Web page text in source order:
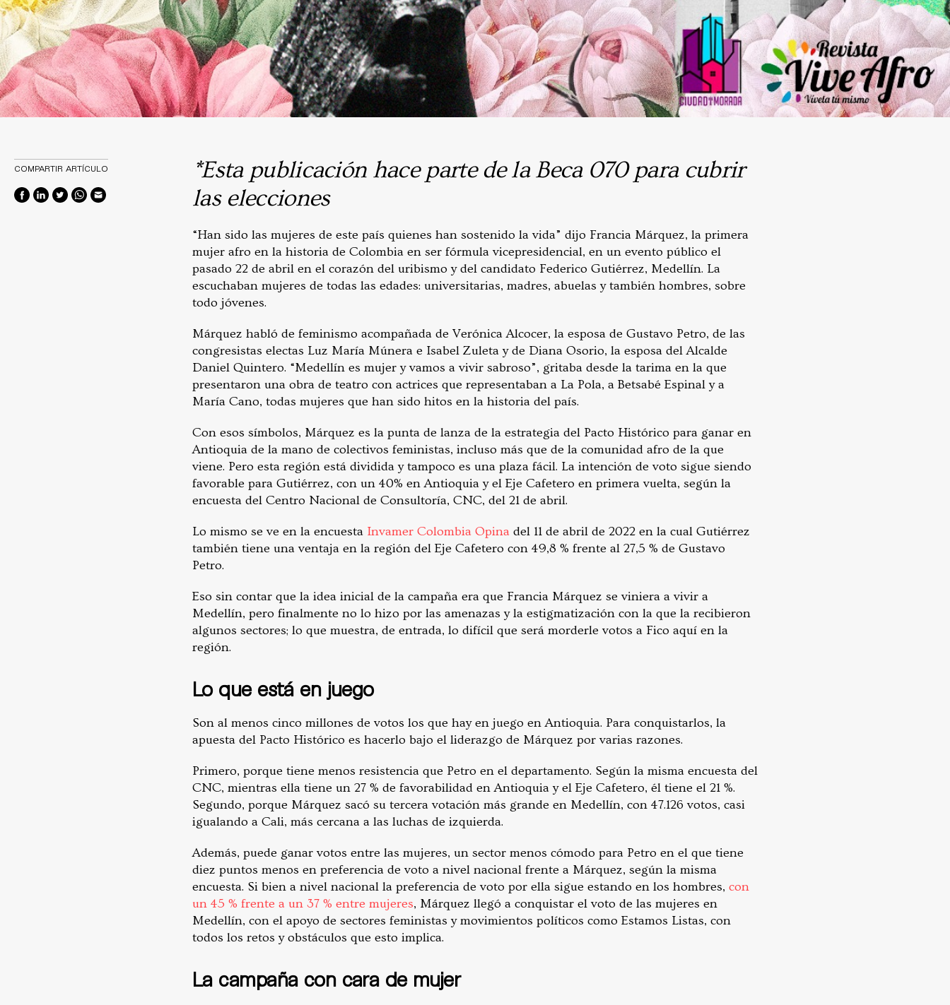
*Esta publicación hace parte de la Beca 070 para cubrir
las elecciones
“Han sido las mujeres de este país quienes han sostenido la vida” dijo Francia Márquez, la primera
mujer afro en la historia de Colombia en ser fórmula vicepresidencial, en un evento público el
pasado 22 de abril en el corazón del uribismo y del candidato Federico Gutiérrez, Medellín. La
escuchaban mujeres de todas las edades: universitarias, madres, abuelas y también hombres, sobre
todo jóvenes.
Márquez habló de feminismo acompañada de Verónica Alcocer, la esposa de Gustavo Petro, de las
congresistas electas Luz María Múnera e Isabel Zuleta y de Diana Osorio, la esposa del Alcalde
Daniel Quintero. “Medellín es mujer y vamos a vivir sabroso”, gritaba desde la tarima en la que
presentaron una obra de teatro con actrices que representaban a La Pola, a Betsabé Espinal y a
María Cano, todas mujeres que han sido hitos en la historia del país.
Con esos símbolos, Márquez es la punta de lanza de la estrategia del Pacto Histórico para ganar en
Antioquia de la mano de colectivos feministas, incluso más que de la comunidad afro de la que
viene. Pero esta región está dividida y tampoco es una plaza fácil. La intención de voto sigue siendo
favorable para Gutiérrez, con un 40% en Antioquia y el Eje Cafetero en primera vuelta, según la
encuesta del Centro Nacional de Consultoría, CNC, del 21 de abril.
Lo mismo se ve en la encuesta Invamer Colombia Opina del 11 de abril de 2022 en la cual Gutiérrez
también tiene una ventaja en la región del Eje Cafetero con 49,8 % frente al 27,5 % de Gustavo
Petro.
Eso sin contar que la idea inicial de la campaña era que Francia Márquez se viniera a vivir a
Medellín, pero finalmente no lo hizo por las amenazas y la estigmatización con la que la recibieron
algunos sectores; lo que muestra, de entrada, lo difícil que será morderle votos a Fico aquí en la
región.
Lo que está en juego
Son al menos cinco millones de votos los que hay en juego en Antioquia. Para conquistarlos, la
apuesta del Pacto Histórico es hacerlo bajo el liderazgo de Márquez por varias razones.
Primero, porque tiene menos resistencia que Petro en el departamento. Según la misma encuesta del
CNC, mientras ella tiene un 27 % de favorabilidad en Antioquia y el Eje Cafetero, él tiene el 21 %.
Segundo, porque Márquez sacó su tercera votación más grande en Medellín, con 47.126 votos, casi
igualando a Cali, más cercana a las luchas de izquierda.
Además, puede ganar votos entre las mujeres, un sector menos cómodo para Petro en el que tiene
diez puntos menos en preferencia de voto a nivel nacional frente a Márquez, según la misma
encuesta. Si bien a nivel nacional la preferencia de voto por ella sigue estando en los hombres, con
un 45 % frente a un 37 % entre mujeres, Márquez llegó a conquistar el voto de las mujeres en
Medellín, con el apoyo de sectores feministas y movimientos políticos como Estamos Listas, con
todos los retos y obstáculos que esto implica.
La campaña con cara de mujer
COMPARTIR ARTÍCULO